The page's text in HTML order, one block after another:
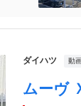
ダイハツ 動